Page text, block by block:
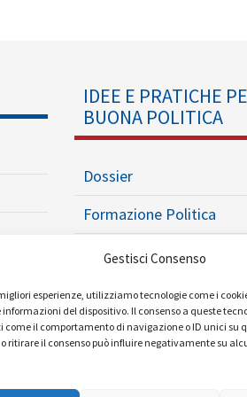
Gestisci Consenso
esperienze, utilizziamo tecnologie come i
del dispositivo. Il consenso a queste
come il comportamento di navigazione o ID unici su
ritirare il consenso può influire negativamente su
IDEE E PRATICHE
BUONA POLITICA
Dossier
Formazione Politica
Eventi
Ricerche e Analisi